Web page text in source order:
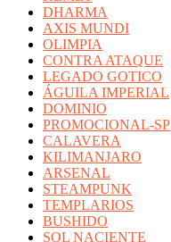
DHARMA
AXIS MUNDI
OLIMPIA
CONTRA ATAQUE
LEGADO GOTICO
ÁGUILA IMPERIAL
DOMINIO
PROMOCIONAL-SP
CALAVERA
KILIMANJARO
ARSENAL
STEAMPUNK
TEMPLARIOS
BUSHIDO
SOL NACIENTE